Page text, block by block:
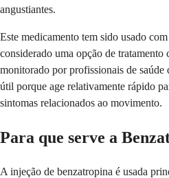
angustiantes.
Este medicamento tem sido usado
considerado uma opção de
monitorado por profissionais de
útil porque age relativamente rápido
sintomas relacionados ao movimento.
Para que serve a
A injeção de benzatropina é usada